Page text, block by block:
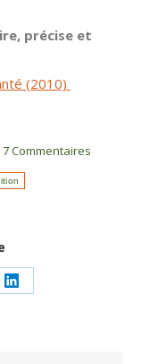
précise et
(2010)
7 Commentaires
Share